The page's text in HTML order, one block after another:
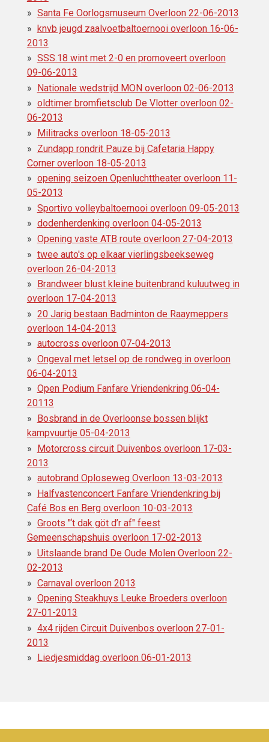
Santa Fe Oorlogsmuseum Overloon 22-06-2013
knvb jeugd zaalvoetbaltoernooi overloon 16-06-
2013
SSS.18 wint met 2-0 en promoveert overloon
09-06-2013
Nationale wedstrijd MON overloon 02-06-2013
oldtimer bromfietsclub De Vlotter overloon 02-
06-2013
Militracks overloon 18-05-2013
Zundapp rondrit Pauze bij Cafetaria Happy
Corner overloon 18-05-2013
opening seizoen Openluchttheater overloon 11-
05-2013
Sportivo volleybaltoernooi overloon 09-05-2013
dodenherdenking overloon 04-05-2013
Opening vaste ATB route overloon 27-04-2013
twee auto's op elkaar vierlingsbeekseweg
overloon 26-04-2013
Brandweer blust kleine buitenbrand kuluutweg in
overloon 17-04-2013
20 Jarig bestaan Badminton de Raaymeppers
overloon 14-04-2013
autocross overloon 07-04-2013
Ongeval met letsel op de rondweg in overloon
06-04-2013
Open Podium Fanfare Vriendenkring 06-04-
20113
Bosbrand in de Overloonse bossen blijkt
kampvuurtje 05-04-2013
Motorcross circuit Duivenbos overloon 17-03-
2013
autobrand Oploseweg Overloon 13-03-2013
Halfvastenconcert Fanfare Vriendenkring bij
Café Bos en Berg overloon 10-03-2013
Groots "‘t dak göt d’r af" feest
Gemeenschapshuis overloon 17-02-2013
Uitslaande brand De Oude Molen Overloon 22-
02-2013
Carnaval overloon 2013
Opening Steakhuys Leuke Broeders overloon
27-01-2013
4x4 rijden Circuit Duivenbos overloon 27-01-
2013
Liedjesmiddag overloon 06-01-2013